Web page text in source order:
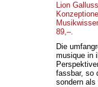
Lion
89,–.
Die
musique in
fassbar, so
sondern als